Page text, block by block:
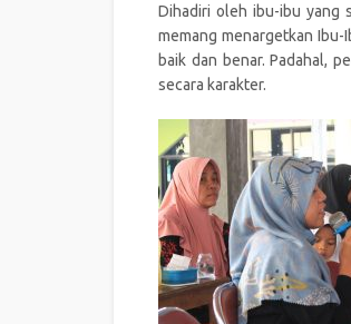
Dihadiri oleh ibu-ibu yang
memang menargetkan
baik dan benar. Padahal,
secara karakter.